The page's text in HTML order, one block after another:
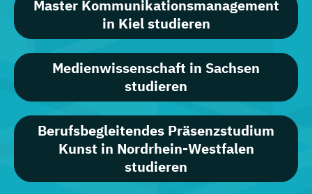
Master Kommunikationsmanagement
in Kiel studieren
Medienwissenschaft in Sachsen
studieren
Berufsbegleitendes Präsenzstudium
Kunst in Nordrhein-Westfalen
studieren